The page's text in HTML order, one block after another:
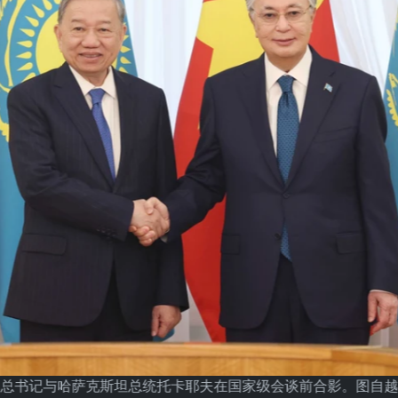
书记与哈萨克斯坦总统托卡耶夫在国家级会谈前合影。图自